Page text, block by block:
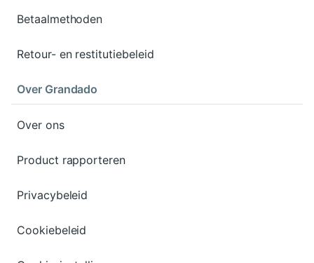
Betaalmethoden
Retour- en restitutiebeleid
Over Grandado
Over ons
Product rapporteren
Privacybeleid
Cookiebeleid